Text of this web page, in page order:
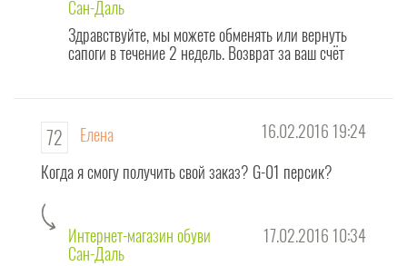
- залишайте свої відгуки про нас
Для потенційних клієнтівінтернет магазину взуттяСандаль це можливість
характеру, для відгуків про якість обслуговування і пропозицій по роботі
інтернет-магазину взуття.
З конкретної моделі, а також відгуки про неї необхідно ставити
безпосередньо зі сторінки продукту - тоді питання і відповіді
відображаються безпосередньо під описом взуття. Ця інформація буде
корисна для покупців, які хочуть зробити свій вибір.
Сан-Даль
Здравствуйте, мы можете обменять или вернуть
сапоги в течение 2 недель. Возврат за ваш счёт
72 Елена
16.02.2016 19:24
Когда я смогу получить свой заказ? G-01 персик?
Интернет-магазин обуви
Сан-Даль
17.02.2016 10:34